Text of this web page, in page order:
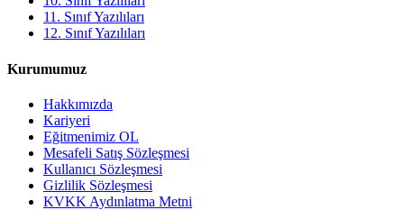
11. Sınıf Yazılıları
12. Sınıf Yazılıları
Kurumumuz
Hakkımızda
Kariyeri
Eğitmenimiz OL
Mesafeli Satış Sözleşmesi
Kullanıcı Sözleşmesi
Gizlilik Sözleşmesi
KVKK Aydınlatma Metni